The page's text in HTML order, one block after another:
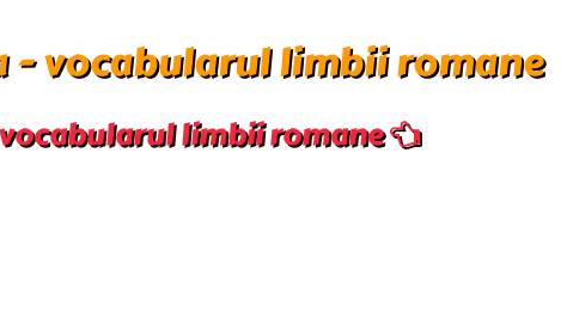
- vocabularul limbii romane
limbii romane